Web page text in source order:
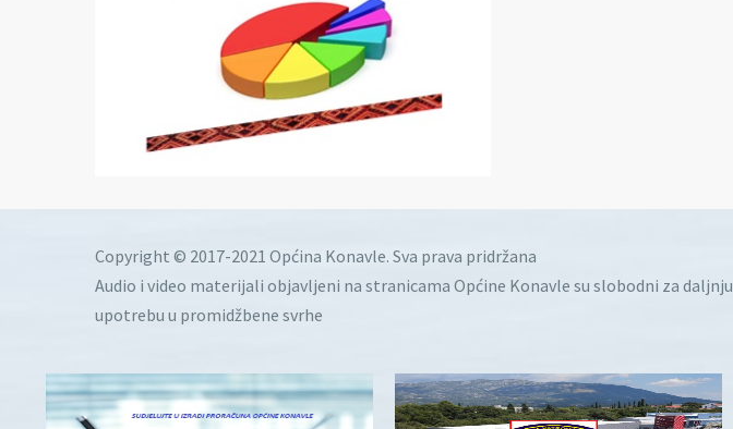
Copyright © 2017-2021 Općina Konavle. Sva prava pridržana
Audio i video materijali objavljeni na stranicama Općine Konavle su slobodni za daljnju
upotrebu u promidžbene svrhe